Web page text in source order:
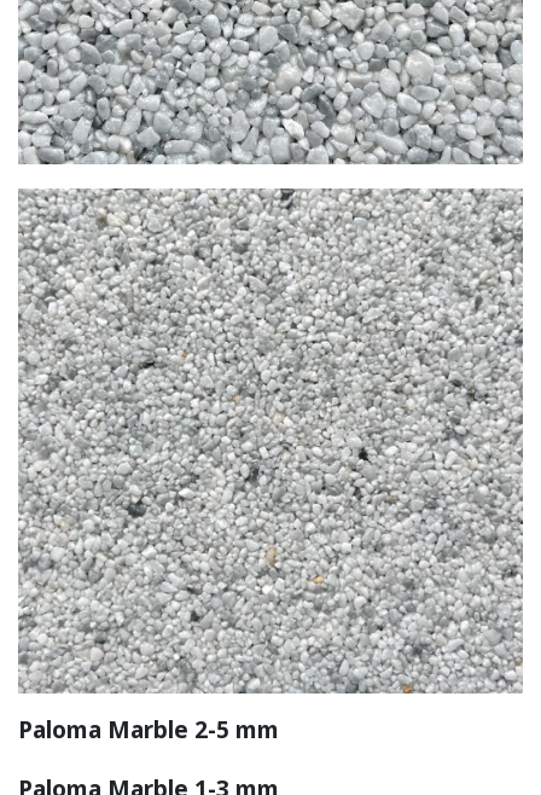
Paloma Marble 2-5 mm
Paloma Marble 1-3 mm